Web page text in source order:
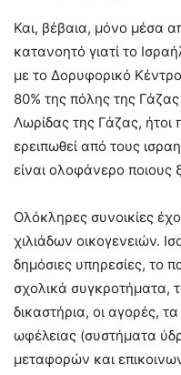
Και, βέβαια, μόνο μέσα
κατανοητό γιατί το
με το Δορυφορικό
80% της πόλης της
Λωρίδας της Γάζας, ήτοι
ερειπωθεί από τους
είναι ολοφάνερο
Ολόκληρες συνοικίες
χιλιάδων οικογενειών.
δημόσιες υπηρεσίες, το
σχολικά συγκροτήματα,
δικαστήρια, οι αγορές,
ωφέλειας (συστήματα
μεταφορών και